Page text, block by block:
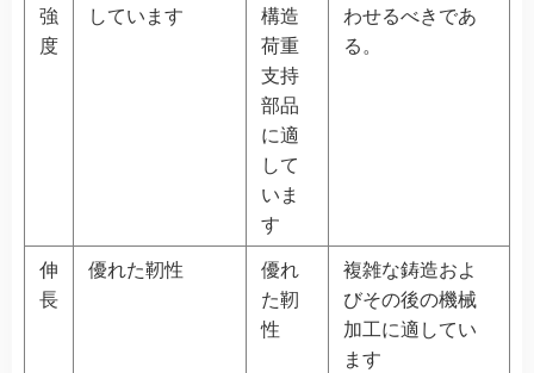
強
度
しています
構造
荷重
支持
部品
に適
して
いま
す
わせるべきであ
る。
伸
長
優れた靭性
優れ
た靭
性
複雑な鋳造およ
びその後の機械
加工に適してい
ます